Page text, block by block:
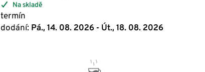
Na skladě
termín
dodání: Pá., 14. 08. 2026 - Út., 18. 08. 2026